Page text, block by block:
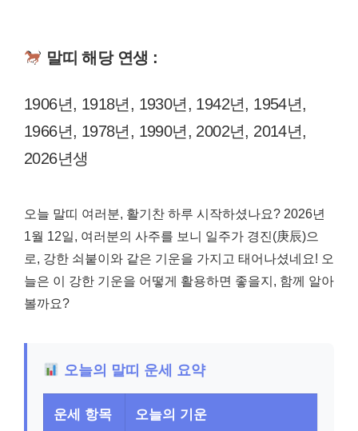
말띠 해당 연생 :
1906년, 1918년, 1930년, 1942년, 1954년,
1966년, 1978년, 1990년, 2002년, 2014년,
2026년생
오늘 말띠 여러분, 활기찬 하루 시작하셨나요? 2026년
1월 12일, 여러분의 사주를 보니 일주가 경진(庚辰)으
로, 강한 쇠붙이와 같은 기운을 가지고 태어나셨네요! 오
늘은 이 강한 기운을 어떻게 활용하면 좋을지, 함께 알아
볼까요?
오늘의 말띠 운세 요약
운세 항목 오늘의 기운